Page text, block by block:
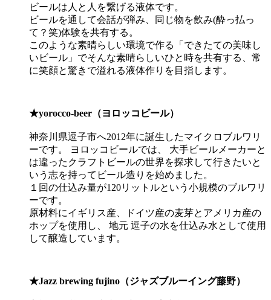
ビールは人と人を繋げる液体です。
ビールを通して会話が弾み、同じ物を飲み(酔っ払っ
て？笑)体験を共有する。
このような素晴らしい環境で作る「できたての美味し
いビール」でそんな素晴らしいひと時を共有する、常
に笑顔と驚きで溢れる液体作りを目指します。
★yorocco-beer（ヨロッコビール）
神奈川県逗子市へ2012年に誕生したマイクロブルワリ
ーです。 ヨロッコビールでは、 大手ビールメーカーと
は違ったクラフトビールの世界を探求して行きたいと
いう志を持ってビール造りを始めました。
１回の仕込み量が120リットルという小規模のブルワリ
ーです。
原材料にイギリス産、ドイツ産の麦芽とアメリカ産の
ホップを使用し、 地元 逗子の水を仕込み水として使用
して醸造しています。
★Jazz brewing fujino（ジャズブルーイング藤野）